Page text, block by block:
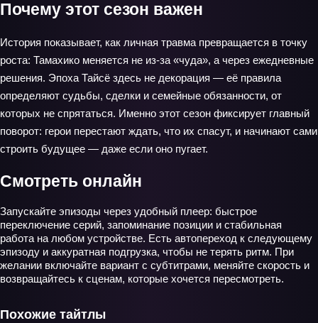
Почему этот сезон важен
История показывает, как личная травма превращается в точку
роста: Тамахико меняется не из-за «чуда», а через ежедневные
решения. Эпоха Тайсё здесь не декорация — её правила
определяют судьбы, сделки и семейные обязанности, от
которых не спрятаться. Именно этот сезон фиксирует главный
поворот: герои перестают ждать, что их спасут, и начинают сами
строить будущее — даже если оно пугает.
Смотреть онлайн
Запускайте эпизоды через удобный плеер: быстрое
переключение серий, запоминание позиции и стабильная
работа на любом устройстве. Есть автопереход к следующему
эпизоду и аккуратная подгрузка, чтобы не терять ритм. При
желании включайте вариант с субтитрами, меняйте скорость и
возвращайтесь к сценам, которые хочется пересмотреть.
Похожие тайтлы